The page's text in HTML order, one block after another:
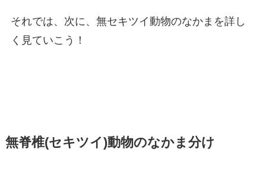
それでは、次に、無セキツイ動物のなかまを詳し
く見ていこう！
無脊椎(セキツイ)動物のなかま分け